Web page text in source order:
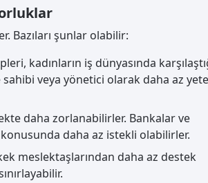
Bazıları şunlar olabilir:
kadınların iş dünyasında
veya yönetici olarak daha az
daha zorlanabilirler. Bankalar ve
daha az istekli olabilirler.
meslektaşlarından daha az destek